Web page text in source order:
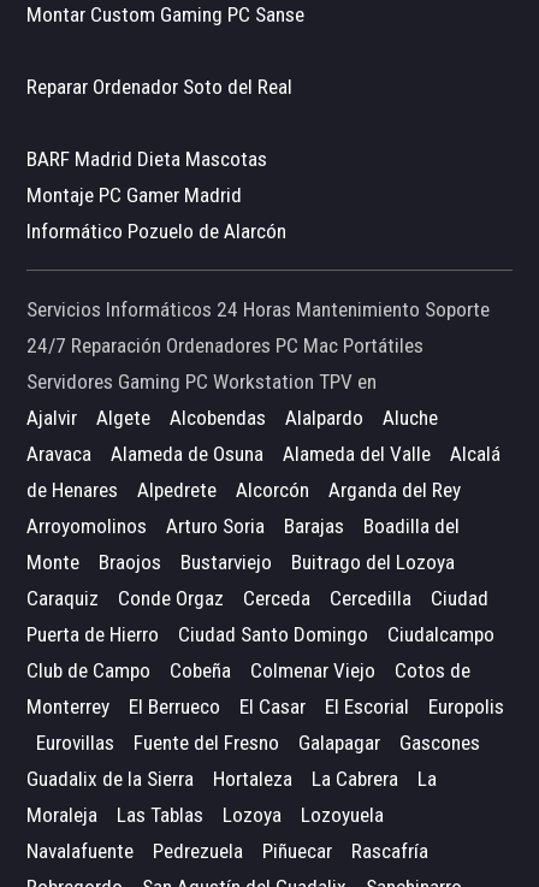
Montar Custom Gaming PC Sanse
Reparar Ordenador Soto del Real
BARF Madrid Dieta Mascotas
Montaje PC Gamer Madrid
Informático Pozuelo de Alarcón
Servicios Informáticos 24 Horas Mantenimiento Soporte
24/7 Reparación Ordenadores PC Mac Portátiles
Servidores Gaming PC Workstation TPV en
Ajalvir
Algete Alcobendas Alalpardo
Aluche
Aravaca
Alameda de Osuna Alameda del Valle
Alcalá
de Henares
Alpedrete Alcorcón
Arganda del Rey
Arroyomolinos
Arturo Soria Barajas
Boadilla del
Monte
Braojos Bustarviejo
Buitrago del Lozoya
Caraquiz
Conde Orgaz Cerceda Cercedilla
Ciudad
Puerta de Hierro
Ciudad Santo Domingo
Ciudalcampo
Club de Campo
Cobeña Colmenar Viejo
Cotos de
Monterrey
El Berrueco El Casar El Escorial
Europolis
Eurovillas
Fuente del Fresno Galapagar
Gascones
Guadalix de la Sierra
Hortaleza La Cabrera
La
Moraleja
Las Tablas Lozoya
Lozoyuela
Navalafuente
Pedrezuela Piñuecar
Rascafría